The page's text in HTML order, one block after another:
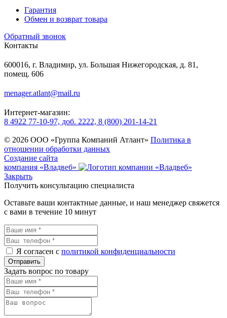
Гарантия
Обмен и возврат товара
Обратный звонок
Контакты
600016, г. Владимир, ул. Большая Нижегородская, д. 81,
помещ. 606
menager.atlant@mail.ru
Интернет-магазин:
8 4922 77-10-97, доб. 2222, 8 (800) 201-14-21
© 2026 ООО «Группа Компаний Атлант» Политика в
отношении обработки данных
Создание сайта
компания «Владвеб»
Закрыть
Получить консультацию специалиста
Оставьте ваши контактные данные, и наш менеджер свяжется
с вами в течение 10 минут
Я согласен с политикой конфиденциальности
Задать вопрос по товару